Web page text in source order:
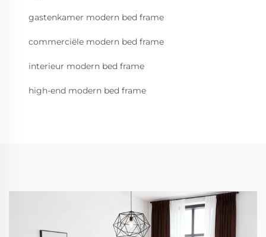
gastenkamer modern bed frame
commerciële modern bed frame
interieur modern bed frame
high-end modern bed frame